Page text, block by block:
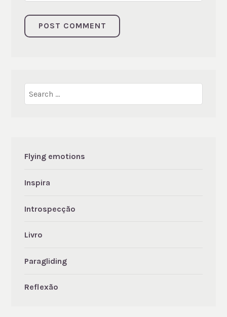
for:
Flying emotions
Inspira
Introspecção
Livro
Paragliding
Reflexão